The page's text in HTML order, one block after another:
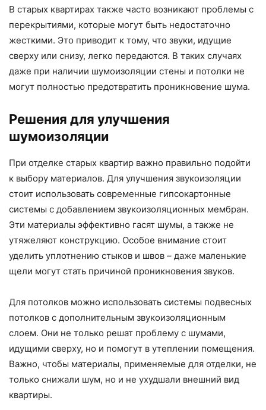
В старых квартирах также часто возникают проблемы с
перекрытиями, которые могут быть недостаточно
жесткими. Это приводит к тому, что звуки, идущие
сверху или снизу, легко передаются. В таких случаях
даже при наличии шумоизоляции стены и потолки не
могут полностью предотвратить проникновение шума.
Решения для улучшения
шумоизоляции
При отделке старых квартир важно правильно подойти
к выбору материалов. Для улучшения звукоизоляции
стоит использовать современные гипсокартонные
системы с добавлением звукоизоляционных мембран.
Эти материалы эффективно гасят шумы, а также не
утяжеляют конструкцию. Особое внимание стоит
уделить уплотнению стыков и швов – даже маленькие
щели могут стать причиной проникновения звуков.
Для потолков можно использовать системы подвесных
потолков с дополнительным звукоизоляционным
слоем. Они не только решат проблему с шумами,
идущими сверху, но и помогут в утеплении помещения.
Важно, чтобы материалы, применяемые для отделки, не
только снижали шум, но и не ухудшали внешний вид
квартиры.